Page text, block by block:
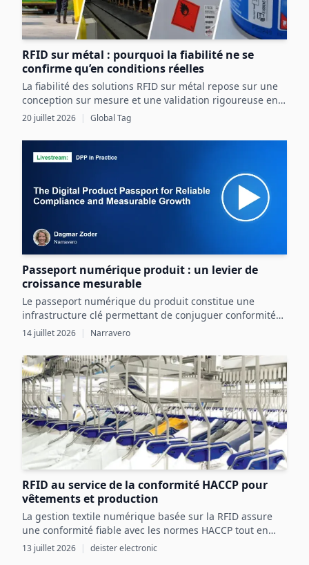
RFID sur métal : pourquoi la fiabilité ne se
confirme qu’en conditions réelles
La fiabilité des solutions RFID sur métal repose sur une
conception sur mesure et une validation rigoureuse en
conditions réelles, intégrant pleinement les contraintes
de l’actif et de l’environnement industriel.
20 juillet 2026 | Global Tag
Passeport numérique produit : un levier de
croissance mesurable
Le passeport numérique du produit constitue une
infrastructure clé permettant de conjuguer conformité
réglementaire et transformation digitale pour une
croissance mesurable.
14 juillet 2026 | Narravero
RFID au service de la conformité HACCP pour
vêtements et production
La gestion textile numérique basée sur la RFID assure
une conformité fiable avec les normes HACCP tout en
optimisant les ressources et la sécurité dans les
processus agroalimentaires.
13 juillet 2026 | deister electronic